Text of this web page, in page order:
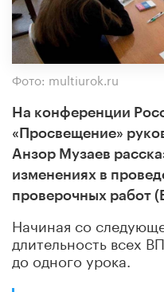
Фото: multiurok.ru
На конференции
«Просвещение»
Анзор Музаев
изменениях в
проверочных работ
Начиная со
длительность всех
до одного урока.